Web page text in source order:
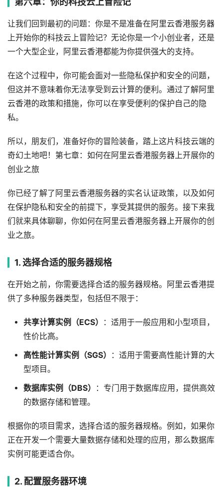
让我们回到最初的问题：你是不是准备在阿里云香港服务器
上开始你的科技云上冒险记？无论你是一个小创业者，还是
一个大型企业，阿里云香港都能为你提供强大的支持。
在这个过程中，你可能会面对一些隐私保护和安全的问题，
但这并不意味着你无法享受到云计算的便利。通过了解阿里
云香港的政策和措施，你可以在享受便利的保护自己的隐
私。
所以，朋友们，准备好你的冒险装备，踏上这片科技云端的
奇幻土地吧！第七章：如何在阿里云香港服务器上开展你的
创业之旅
你已经了解了阿里云香港服务器的实名认证政策，以及如何
在保护隐私和安全的前提下，享受其提供的服务。接下来我
们就来具体聊聊，你如何在阿里云香港服务器上开展你的创
业之旅。
1. 选择合适的服务器规格
在开始之前，你需要选择合适的服务器规格。阿里云香港提
供了多种服务器类型，包括但不限于：
共享计算实例（ECS）
：适用于一般应用和小型项目，
性价比高。
高性能计算实例（SGS）
：适用于需要高性能计算的大
型项目。
数据库实例（DBS）
：专门用于数据库应用，提供高效
的数据存储和管理。
根据你的项目需求，选择合适的服务器规格。例如，如果你
正在开发一个需要大量数据存储和处理的应用，那么数据库
实例可能更适合你。
2. 配置服务器环境